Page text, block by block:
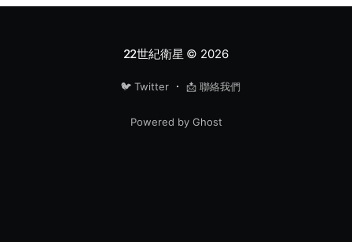
22世紀衛星 © 2026
🐦 Twitter 📩 聯絡我們
Powered by Ghost